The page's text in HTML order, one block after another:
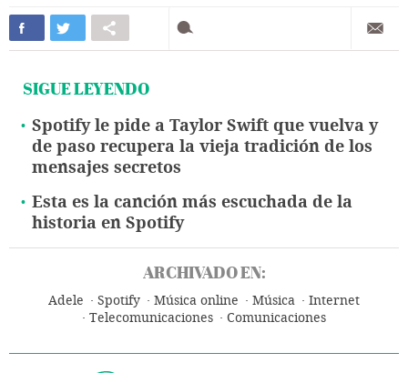
SIGUE LEYENDO
Spotify le pide a Taylor Swift que vuelva y
de paso recupera la vieja tradición de los
mensajes secretos
Esta es la canción más escuchada de la
historia en Spotify
ARCHIVADO EN:
Adele Spotify Música online Música
Internet
Telecomunicaciones
Comunicaciones